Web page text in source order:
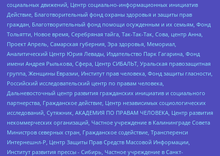
социальных движений, Центр социально-информационных инициатив
Действие, Благотворительный фонд охраны здоровья и защиты прав
граждан, Благотворительный фонд помощи осужденным и их семьям, Фонд
Тольятти, Новое время, Серебряная тайга, Так-Так-Так, Сова, центр Анна,
Проект Апрель, Самарская губерния, Эра здоровья, Мемориал,
Аналитический Центр Юрия Левады, Издательство Парк Гагарина, Фонд
имени Андрея Рылькова, Сфера, Центр СИБАЛЬТ, Уральская правозащитная
группа, Женщины Евразии, Институт прав человека, Фонд защиты гласности,
Российский исследовательский центр по правам человека,
Дальневосточный центр развития гражданских инициатив и социального
партнерства, Гражданское действие, Центр независимых социологических
исследований, Сутяжник, АКАДЕМИЯ ПО ПРАВАМ ЧЕЛОВЕКА, Центр развития
некоммерческих организаций, Частное учреждение в Калининграде Совета
Министров северных стран, Гражданское содействие, Трансперенси
Интернешнл-Р, Центр Защиты Прав Средств Массовой Информации,
Институт развития прессы - Сибирь, Частное учреждение в Санкт-